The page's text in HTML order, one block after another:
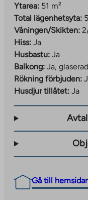
Ytarea: 51 m²
Total lägenhetsyta:
Våningen/Skikten:
Hiss: Ja
Husbastu: Ja
Balkong: Ja, glaserad
Rökning förbjuden:
Husdjur tillåtet: Ja
Gå till